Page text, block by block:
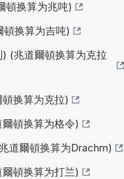
頓换算为兆吨)
换算为吉吨)
(兆道爾頓换算为克拉
换算为克拉)
頓换算为格令)
道爾頓换算为Drachm)
頓换算为打兰)